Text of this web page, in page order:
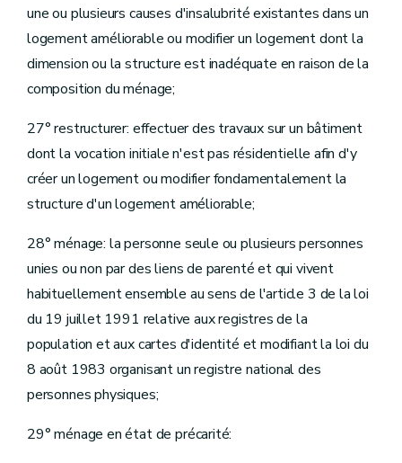
une ou plusieurs causes d'insalubrité existantes dans un
logement améliorable ou modifier un logement dont la
dimension ou la structure est inadéquate en raison de la
composition du ménage;
27° restructurer: effectuer des travaux sur un bâtiment
dont la vocation initiale n'est pas résidentielle afin d'y
créer un logement ou modifier fondamentalement la
structure d'un logement améliorable;
28° ménage: la personne seule ou plusieurs personnes
unies ou non par des liens de parenté et qui vivent
habituellement ensemble au sens de l'article 3 de la loi
du 19 juillet 1991 relative aux registres de la
population et aux cartes d'identité et modifiant la loi du
8 août 1983 organisant un registre national des
personnes physiques;
29° ménage en état de précarité: